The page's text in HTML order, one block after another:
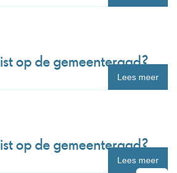
op de gemeenteraad?
Lees meer
op de gemeenteraad?
Lees meer